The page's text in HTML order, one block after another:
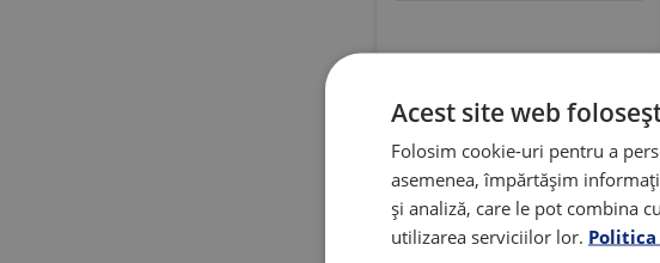
Acest site web
Folosim cookie-uri pentru a
asemenea, împărtășim
și analiză, care le pot combina
utilizarea serviciilor lor.